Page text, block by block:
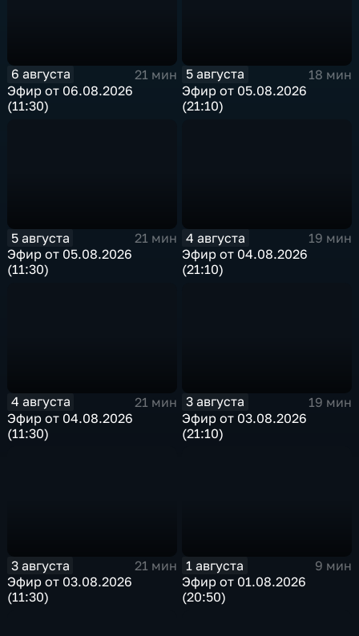
6 августа
21 мин
Эфир от 06.08.2026
(11:30)
5 августа
18 мин
Эфир от 05.08.2026
(21:10)
5 августа
21 мин
Эфир от 05.08.2026
(11:30)
4 августа
19 мин
Эфир от 04.08.2026
(21:10)
4 августа
21 мин
Эфир от 04.08.2026
(11:30)
3 августа
19 мин
Эфир от 03.08.2026
(21:10)
3 августа
21 мин
Эфир от 03.08.2026
(11:30)
1 августа
9 мин
Эфир от 01.08.2026
(20:50)